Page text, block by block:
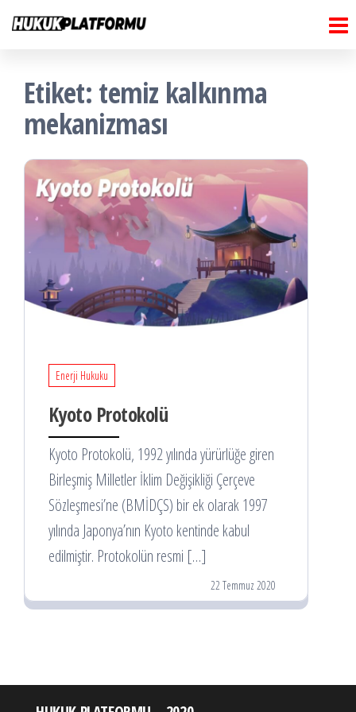
İçeriğe
atla
Etiket: temiz kalkınma
mekanizması
Enerji Hukuku
Kyoto Protokolü
Kyoto Protokolü, 1992 yılında yürürlüğe giren
Birleşmiş Milletler İklim Değişikliği Çerçeve
Sözleşmesi’ne (BMİDÇS) bir ek olarak 1997
yılında Japonya’nın Kyoto kentinde kabul
edilmiştir. Protokolün resmi […]
22 Temmuz 2020